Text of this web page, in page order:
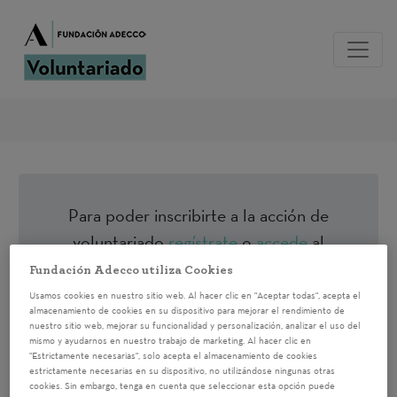
Para poder inscribirte a la acción de
voluntariadoregístrateoaccedeal
sistema si ya estás registrado
Taller de búsqueda de
empleo: TIPS
Fundación Adecco utiliza Cookies
Usamos cookies en nuestro sitio web. Al hacer clic en "Aceptar todas", acepta el
almacenamiento de cookies en su dispositivo para mejorar el rendimiento de
nuestro sitio web, mejorar su funcionalidad y personalización, analizar el uso del
mismo y ayudarnos en nuestro trabajo de marketing. Al hacer clic en
"Estrictamente necesarias", solo acepta el almacenamiento de cookies
estrictamente necesarias en su dispositivo, no utilizándose ningunas otras
cookies. Sin embargo, tenga en cuenta que seleccionar esta opción puede